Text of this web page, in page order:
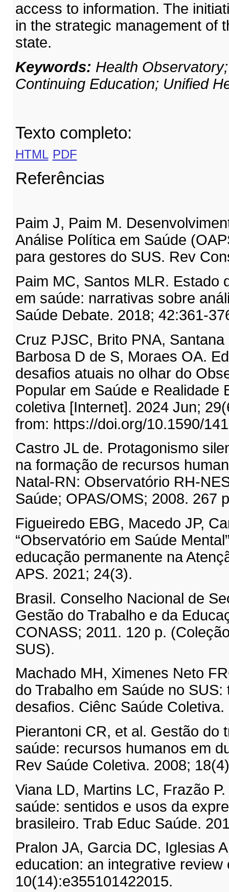
access to information. The
in the strategic management of
state.
Keywords: Health
Continuing Education; Unified
Texto completo:
HTML PDF
Referências
Paim J, Paim M.
Análise Política em Saúde
para gestores do SUS. Rev
Paim MC, Santos MLR. Estado
em saúde: narrativas sobre
Saúde Debate. 2018; 42:361-
Cruz PJSC, Brito PNA,
Barbosa D de S, Moraes OA.
desafios atuais no olhar do
Popular em Saúde e Realidade
coletiva [Internet]. 2024 Jun;
from: https://doi.org/10.1590/
Castro JL de. Protagonismo
na formação de recursos
Natal-RN: Observatório RH-
Saúde; OPAS/OMS; 2008. 267
Figueiredo EBG, Macedo JP,
“Observatório em Saúde
educação permanente na
APS. 2021; 24(3).
Brasil. Conselho Nacional de
Gestão do Trabalho e da
CONASS; 2011. 120 p.
SUS).
Machado MH, Ximenes Neto
do Trabalho em Saúde no
desafios. Ciênc Saúde
Pierantoni CR, et al. Gestão do
saúde: recursos humanos em
Rev Saúde Coletiva. 2008;
Viana LD, Martins LC, Frazão
saúde: sentidos e usos da
brasileiro. Trab Educ Saúde.
Pralon JA, Garcia DC, Iglesias
education: an integrative
10(14):e355101422015.